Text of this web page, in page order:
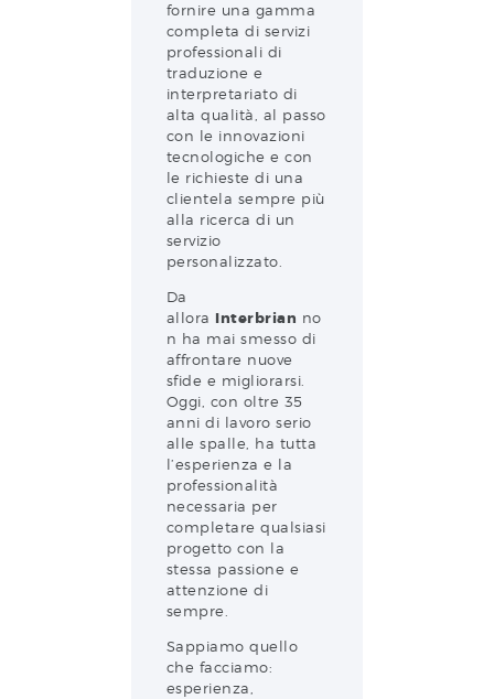
fornire una gamma
completa di servizi
professionali di
traduzione e
interpretariato di
alta qualità, al passo
con le innovazioni
tecnologiche e con
le richieste di una
clientela sempre più
alla ricerca di un
servizio
personalizzato.
Da
allora Interbrian no
n ha mai smesso di
affrontare nuove
sfide e migliorarsi.
Oggi, con oltre 35
anni di lavoro serio
alle spalle, ha tutta
l’esperienza e la
professionalità
necessaria per
completare qualsiasi
progetto con la
stessa passione e
attenzione di
sempre.
Sappiamo quello
che facciamo:
esperienza,